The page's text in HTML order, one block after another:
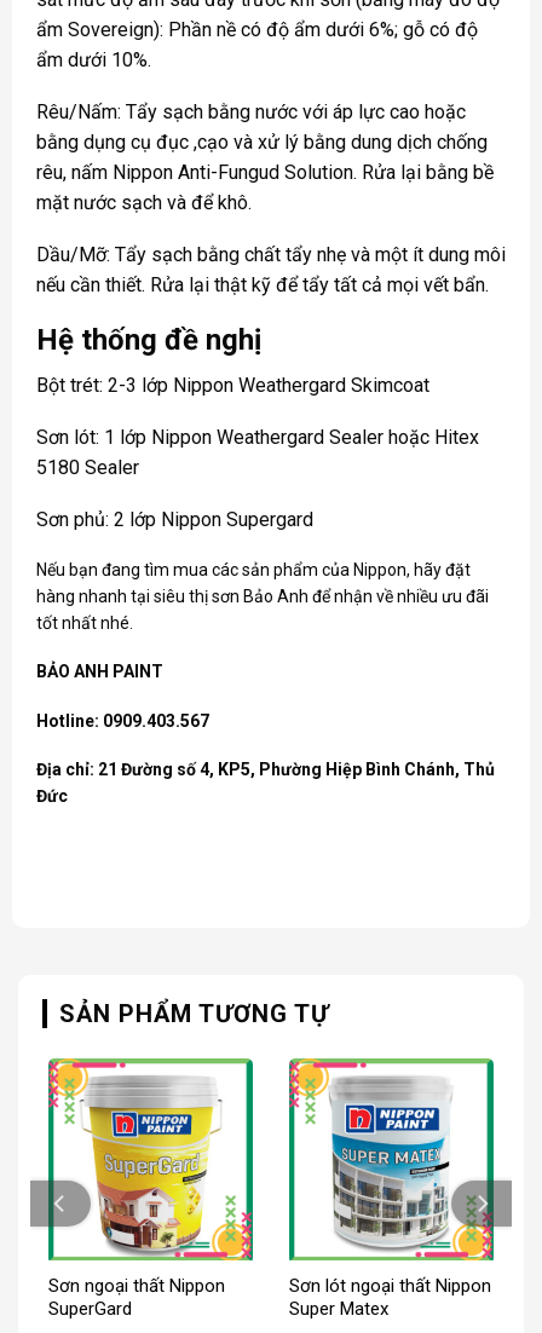
ẩm Sovereign): Phần nề có độ ẩm dưới 6%; gỗ có độ
ẩm dưới 10%.
Rêu/Nấm: Tẩy sạch bằng nước với áp lực cao hoặc
bằng dụng cụ đục ,cạo và xử lý bằng dung dịch chống
rêu, nấm Nippon Anti-Fungud Solution. Rửa lại bằng bề
mặt nước sạch và để khô.
Dầu/Mỡ: Tẩy sạch bằng chất tẩy nhẹ và một ít dung môi
nếu cần thiết. Rửa lại thật kỹ để tẩy tất cả mọi vết bẩn.
Hệ thống đề nghị
Bột trét: 2-3 lớp Nippon Weathergard Skimcoat
Sơn lót: 1 lớp Nippon Weathergard Sealer hoặc Hitex
5180 Sealer
Sơn phủ: 2 lớp Nippon Supergard
Nếu bạn đang tìm mua các sản phẩm của Nippon, hãy đặt
hàng nhanh tại siêu thị sơn Bảo Anh để nhận về nhiều ưu đãi
tốt nhất nhé.
BẢO ANH PAINT
Hotline: 0909.403.567
Địa chỉ: 21 Đường số 4, KP5, Phường Hiệp Bình Chánh, Thủ
Đức
SẢN PHẨM TƯƠNG TỰ
Sơn ngoại thất Nippon
SuperGard
Sơn lót ngoại thất Nippon
Super Matex